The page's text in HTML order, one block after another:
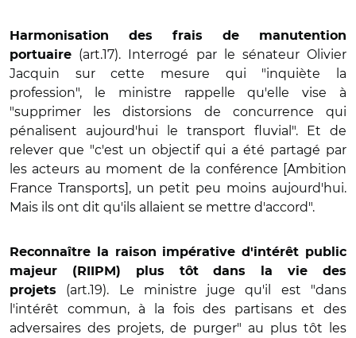
Harmonisation des frais de manutention
portuaire (art.17). Interrogé par le sénateur Olivier
Jacquin sur cette mesure qui "inquiète la
profession", le ministre rappelle qu'elle vise à
"supprimer les distorsions de concurrence qui
pénalisent aujourd'hui le transport fluvial". Et de
relever que "c'est un objectif qui a été partagé par
les acteurs au moment de la conférence [Ambition
France Transports], un petit peu moins aujourd'hui.
Mais ils ont dit qu'ils allaient se mettre d'accord".
Reconnaître la raison impérative d'intérêt public
majeur (RIIPM) plus tôt dans la vie des
projets
(art.19). Le ministre juge qu'il est "dans
l'intérêt commun, à la fois des partisans et des
adversaires des projets, de purger" au plus tôt les